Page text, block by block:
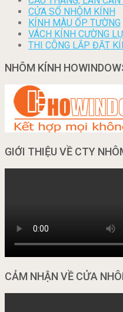
CỬA SỔ NHÔM KÍNH
KÍNH MÀU ỐP TƯỜNG
VÁCH KÍNH CƯỜNG
THI CÔNG LẮP ĐẶT
NHÔM KÍNH
GIỚI THIỆU VỀ CTY
CẢM NHẬN VỀ CỬA